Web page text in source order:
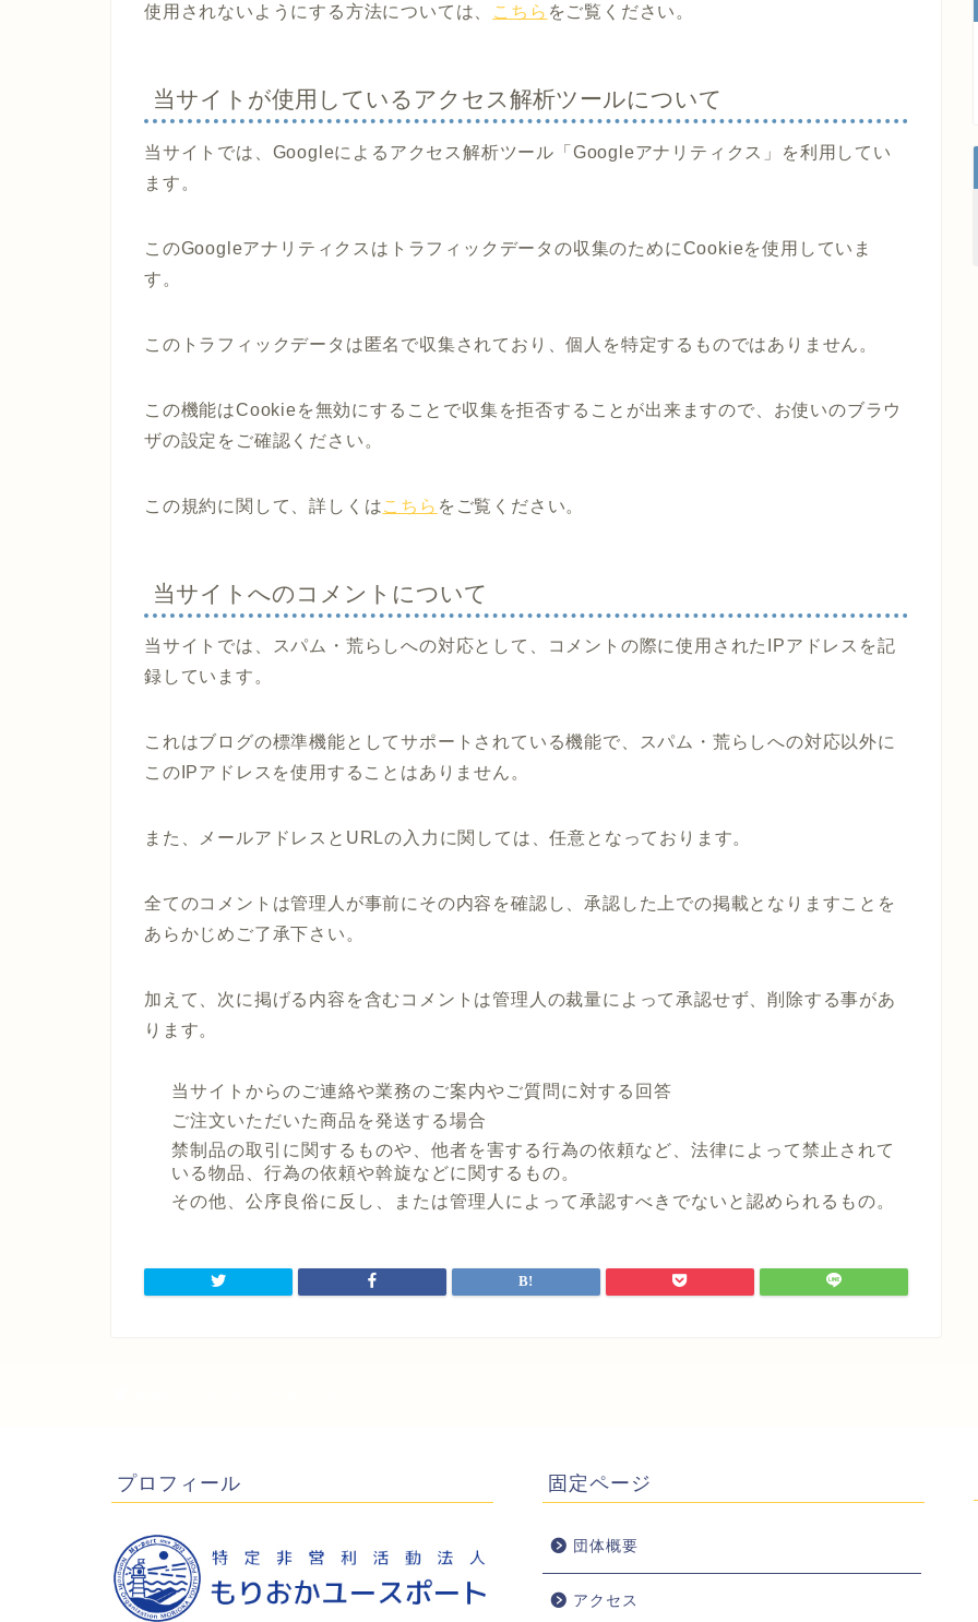
使用されないようにする方法については、
こちら をご覧ください。
当サイトが使用しているアクセス解析ツールについて
当サイトでは、Googleによるアクセス解析ツール「Googleアナリティクス」を利用してい
ます。
このGoogleアナリティクスはトラフィックデータの収集のためにCookieを使用していま
す。
このトラフィックデータは匿名で収集されており、個人を特定するものではありません。
この機能はCookieを無効にすることで収集を拒否することが出来ますので、お使いのブラウ
ザの設定をご確認ください。
この規約に関して、詳しくはこちら をご覧ください。
当サイトへのコメントについて
当サイトでは、スパム・荒らしへの対応として、コメントの際に使用されたIPアドレスを記
録しています。
これはブログの標準機能としてサポートされている機能で、スパム・荒らしへの対応以外に
このIPアドレスを使用することはありません。
また、メールアドレスとURLの入力に関しては、任意となっております。
全てのコメントは管理人が事前にその内容を確認し、承認した上での掲載となりますことを
あらかじめご了承下さい。
加えて、次に掲げる内容を含むコメントは管理人の裁量によって承認せず、削除する事があ
ります。
当サイトからのご連絡や業務のご案内やご質問に対する回答
ご注文いただいた商品を発送する場合
禁制品の取引に関するものや、他者を害する行為の依頼など、法律によって禁止されて
いる物品、行為の依頼や斡旋などに関するもの。
その他、公序良俗に反し、または管理人によって承認すべきでないと認められるもの。
プロフィール 固定ページ
団体概要
アクセス